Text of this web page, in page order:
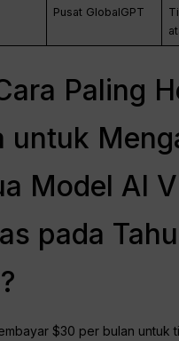
Pusat GlobalGPT
Paling
untuk
Model AI
pada
$30 per bulan untuk